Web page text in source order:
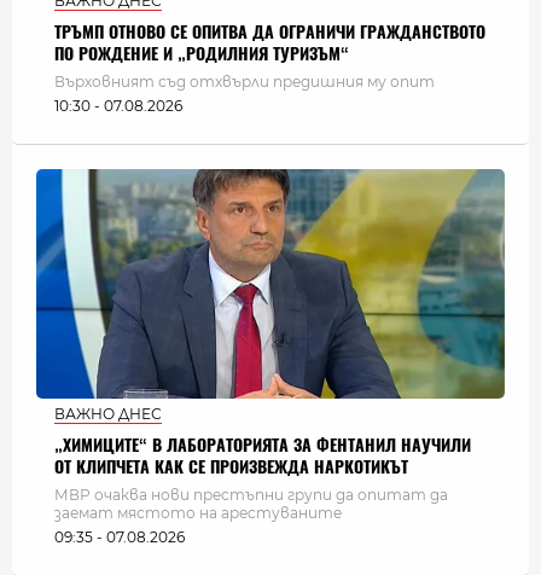
ТРЪМП ОТНОВО СЕ ОПИТВА ДА ОГРАНИЧИ ГРАЖДАНСТВОТО
ПО РОЖДЕНИЕ И „РОДИЛНИЯ ТУРИЗЪМ“
Върховният съд отхвърли предишния му опит
10:30 - 07.08.2026
ВАЖНО ДНЕС
„ХИМИЦИТЕ“ В ЛАБОРАТОРИЯТА ЗА ФЕНТАНИЛ НАУЧИЛИ
ОТ КЛИПЧЕТА КАК СЕ ПРОИЗВЕЖДА НАРКОТИКЪТ
МВР очаква нови престъпни групи да опитат да
заемат мястото на арестуваните
09:35 - 07.08.2026